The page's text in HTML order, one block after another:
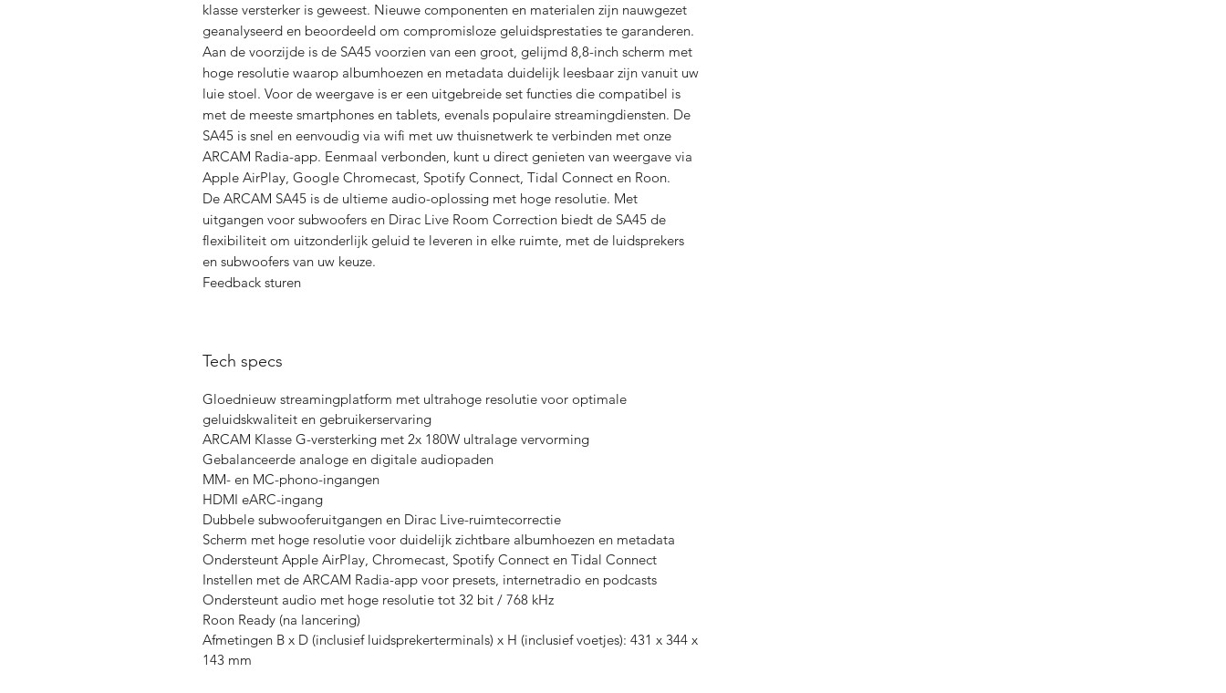
klasse versterker is geweest. Nieuwe componenten en materialen zijn nauwgezet
geanalyseerd en beoordeeld om compromisloze geluidsprestaties te garanderen.
Aan de voorzijde is de SA45 voorzien van een groot, gelijmd 8,8-inch scherm met
hoge resolutie waarop albumhoezen en metadata duidelijk leesbaar zijn vanuit uw
luie stoel. Voor de weergave is er een uitgebreide set functies die compatibel is
met de meeste smartphones en tablets, evenals populaire streamingdiensten. De
SA45 is snel en eenvoudig via wifi met uw thuisnetwerk te verbinden met onze
ARCAM Radia-app. Eenmaal verbonden, kunt u direct genieten van weergave via
Apple AirPlay, Google Chromecast, Spotify Connect, Tidal Connect en Roon.
De ARCAM SA45 is de ultieme audio-oplossing met hoge resolutie. Met
uitgangen voor subwoofers en Dirac Live Room Correction biedt de SA45 de
flexibiliteit om uitzonderlijk geluid te leveren in elke ruimte, met de luidsprekers
en subwoofers van uw keuze.
Feedback sturen
Tech specs
Gloednieuw streamingplatform met ultrahoge resolutie voor optimale
geluidskwaliteit en gebruikerservaring
ARCAM Klasse G-versterking met 2x 180W ultralage vervorming
Gebalanceerde analoge en digitale audiopaden
MM- en MC-phono-ingangen
HDMI eARC-ingang
Dubbele subwooferuitgangen en Dirac Live-ruimtecorrectie
Scherm met hoge resolutie voor duidelijk zichtbare albumhoezen en metadata
Ondersteunt Apple AirPlay, Chromecast, Spotify Connect en Tidal Connect
Instellen met de ARCAM Radia-app voor presets, internetradio en podcasts
Ondersteunt audio met hoge resolutie tot 32 bit / 768 kHz
Roon Ready (na lancering)
Afmetingen B x D (inclusief luidsprekerterminals) x H (inclusief voetjes): 431 x 344 x
143 mm